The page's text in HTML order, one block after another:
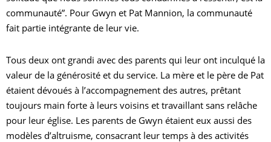
communauté”. Pour Gwyn et Pat Mannion, la communauté
fait partie intégrante de leur vie.
Tous deux ont grandi avec des parents qui leur ont inculqué la
valeur de la générosité et du service. La mère et le père de Pat
étaient dévoués à l’accompagnement des autres, prêtant
toujours main forte à leurs voisins et travaillant sans relâche
pour leur église. Les parents de Gwyn étaient eux aussi des
modèles d’altruisme, consacrant leur temps à des activités